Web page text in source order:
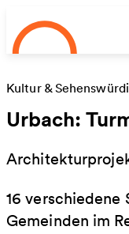
Zum Hauptinhalt
Kultur &
Urbach:
16 verschiedene
Gemeinden im